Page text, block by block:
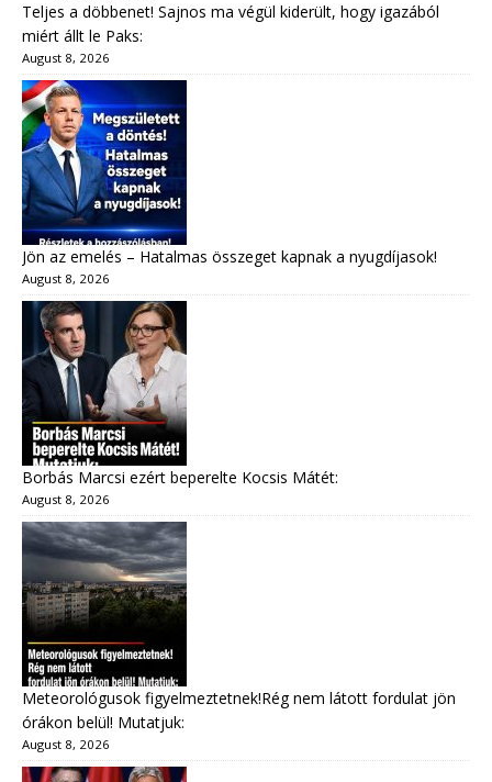
Teljes a döbbenet! Sajnos ma végül kiderült, hogy igazából
miért állt le Paks:
August 8, 2026
Jön az emelés – Hatalmas összeget kapnak a nyugdíjasok!
August 8, 2026
Borbás Marcsi ezért beperelte Kocsis Mátét:
August 8, 2026
Meteorológusok figyelmeztetnek!Rég nem látott fordulat jön
órákon belül! Mutatjuk:
August 8, 2026